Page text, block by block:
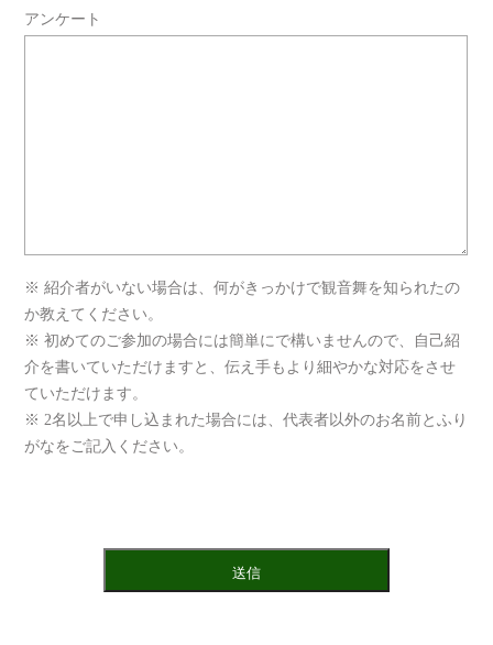
アンケート
※ 紹介者がいない場合は、何がきっかけで観音舞を知られたの
か教えてください。
※ 初めてのご参加の場合には簡単にで構いませんので、自己紹
介を書いていただけますと、伝え手もより細やかな対応をさせ
ていただけます。
※ 2名以上で申し込まれた場合には、代表者以外のお名前とふり
がなをご記入ください。